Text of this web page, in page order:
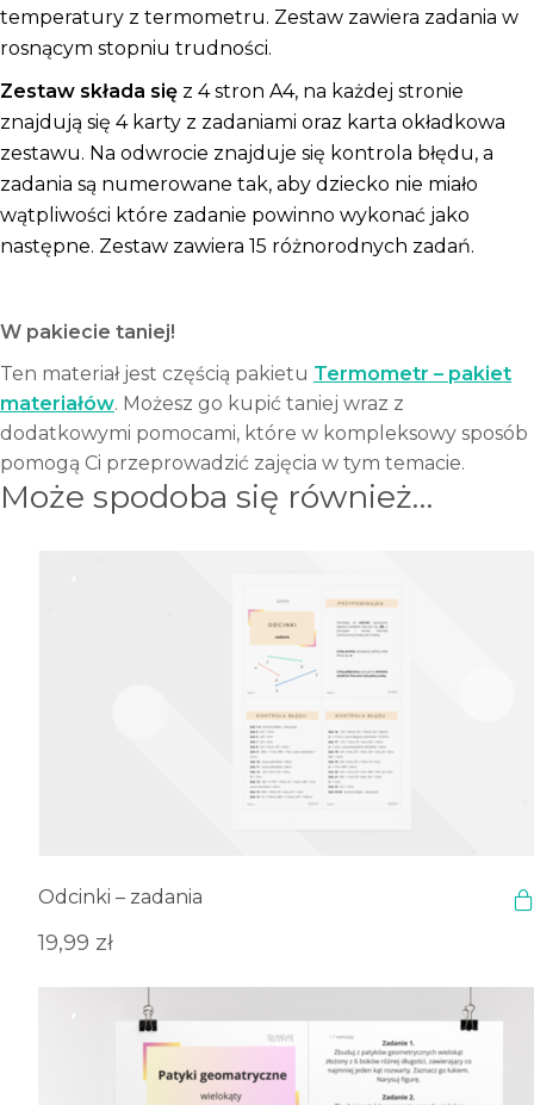
temperatury z termometru. Zestaw zawiera zadania w
rosnącym stopniu trudności.
Zestaw składa się z 4 stron A4, na każdej stronie
znajdują się 4 karty z zadaniami oraz karta okładkowa
zestawu. Na odwrocie znajduje się kontrola błędu, a
zadania są numerowane tak, aby dziecko nie miało
wątpliwości które zadanie powinno wykonać jako
następne. Zestaw zawiera 15 różnorodnych zadań.
W pakiecie taniej!
Ten materiał jest częścią pakietu Termometr – pakiet
materiałów. Możesz go kupić taniej wraz z
dodatkowymi pomocami, które w kompleksowy sposób
pomogą Ci przeprowadzić zajęcia w tym temacie.
Może spodoba się również…
Odcinki – zadania
19,99 zł